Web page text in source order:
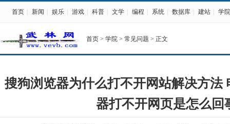
首页 新闻 娱乐 游戏 科普 文学 编程 系统 数据库 建站 学院
首页 > 学院 > 常见问题 > 正文
搜狗浏览器为什么打不开网站解决方法
器打不开网页是怎么回